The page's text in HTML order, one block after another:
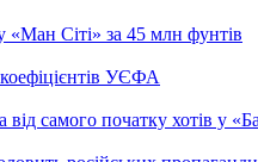
Сіті» за 45 млн фунтів
УЄФА
самого початку хотів у